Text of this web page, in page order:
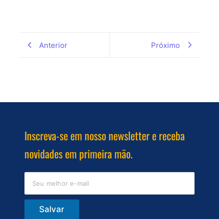
Anterior Próximo
Inscreva-se em nosso newsletter e receba
novidades em primeira mão.
Salvar